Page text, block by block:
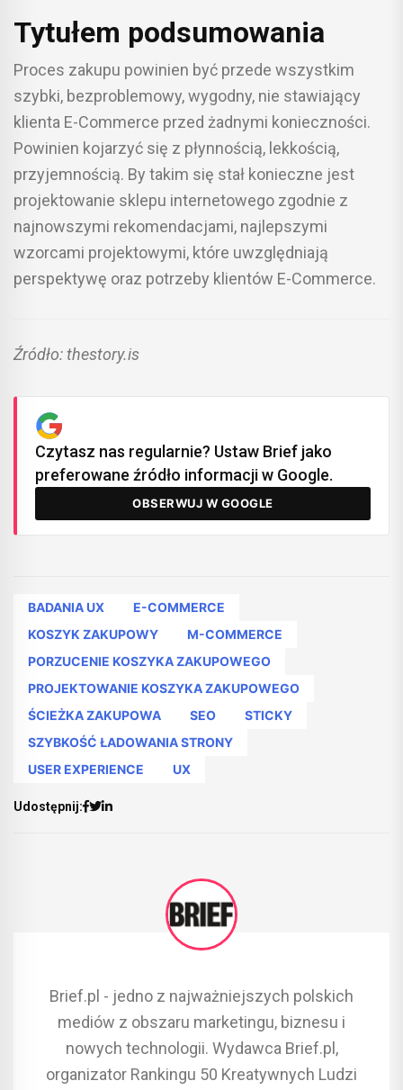
Tytułem podsumowania
Proces zakupu powinien być przede wszystkim
szybki, bezproblemowy, wygodny, nie stawiający
klienta E-Commerce przed żadnymi konieczności.
Powinien kojarzyć się z płynnością, lekkością,
przyjemnością. By takim się stał konieczne jest
projektowanie sklepu internetowego zgodnie z
najnowszymi rekomendacjami, najlepszymi
wzorcami projektowymi, które uwzględniają
perspektywę oraz potrzeby klientów E-Commerce.
Źródło: thestory.is
Czytasz nas regularnie? Ustaw Brief jako
preferowane źródło informacji w Google.
OBSERWUJ W GOOGLE
BADANIA UX
E-COMMERCE
KOSZYK ZAKUPOWY
M-COMMERCE
PORZUCENIE KOSZYKA ZAKUPOWEGO
PROJEKTOWANIE KOSZYKA ZAKUPOWEGO
ŚCIEŻKA ZAKUPOWA
SEO
STICKY
SZYBKOŚĆ ŁADOWANIA STRONY
USER EXPERIENCE
UX
Udostępnij:
Brief.pl - jedno z najważniejszych polskich
mediów z obszaru marketingu, biznesu i
nowych technologii. Wydawca Brief.pl,
organizator Rankingu 50 Kreatywnych Ludzi